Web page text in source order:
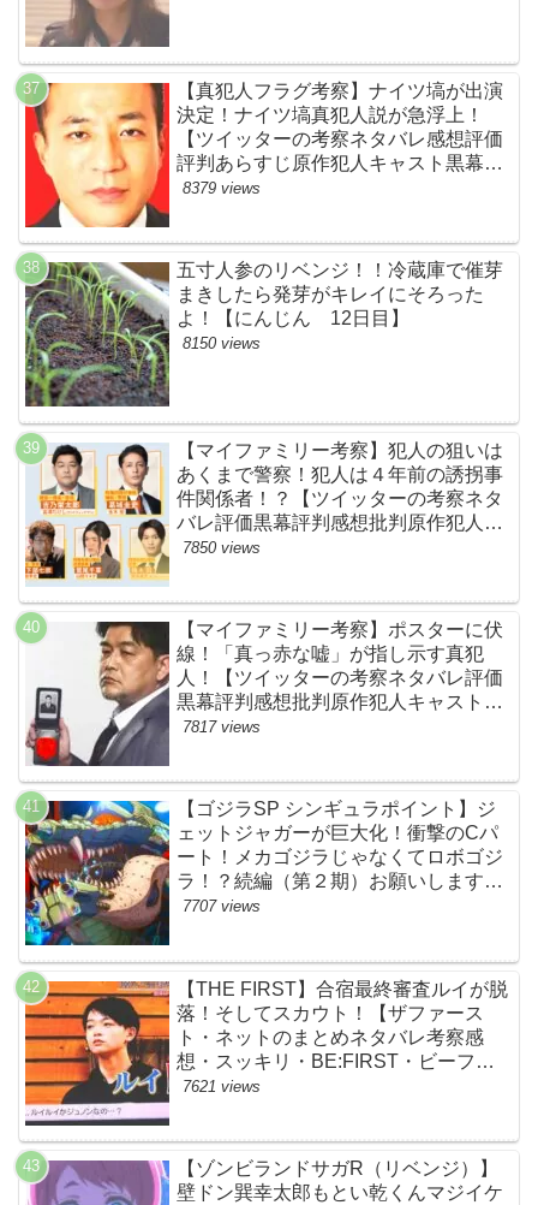
【真犯人フラグ考察】ナイツ塙が出演
決定！ナイツ塙真犯人説が急浮上！
【ツイッターの考察ネタバレ感想評価
評判あらすじ原作犯人キャスト黒幕伏
線まとめ】
8379 views
五寸人参のリベンジ！！冷蔵庫で催芽
まきしたら発芽がキレイにそろった
よ！【にんじん 12日目】
8150 views
【マイファミリー考察】犯人の狙いは
あくまで警察！犯人は４年前の誘拐事
件関係者！？【ツイッターの考察ネタ
バレ評価黒幕評判感想批判原作犯人キ
ャスト脚本あらすじ伏線まとめ】
7850 views
【マイファミリー考察】ポスターに伏
線！「真っ赤な嘘」が指し示す真犯
人！【ツイッターの考察ネタバレ評価
黒幕評判感想批判原作犯人キャスト脚
本あらすじ伏線まとめ・吉乃栄太郎】
7817 views
【ゴジラSP シンギュラポイント】ジ
ェットジャガーが巨大化！衝撃のCパ
ート！メカゴジラじゃなくてロボゴジ
ラ！？続編（第２期）お願いします！
【ネットの考察ネタバレ感想まとめ・
7707 views
【THE FIRST】合宿最終審査ルイが脱
落！そしてスカウト！【ザファース
ト・ネットのまとめネタバレ考察感
想・スッキリ・BE:FIRST・ビーファ
ースト】
7621 views
【ゾンビランドサガR（リベンジ）】
壁ドン巽幸太郎もとい乾くんマジイケ